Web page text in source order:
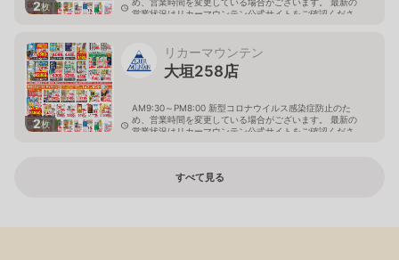
2枚
営業状況はリカーマウンテン公式サイトをご確認くださ
2枚
リカーマウンテン
大垣258店
AM9:30～PM8:00 新型コロナウイルス感染症防止のた
め、営業時間を変更している場合がございます。 最新の
営業状況はリカーマウンテン公式サイトをご確認くださ
すべて見る